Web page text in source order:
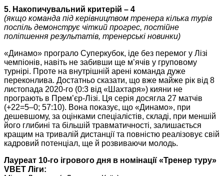
5. Накопичувальний критерій – 4
(якщо команда під керівництвом тренера кілька турів
поспіль демонструє чіткий прогрес, постійне
поліпшення результатів, тренерські новинки)
«Динамо» програло Суперкубок, іде без перемог у Лізі
чемпіонів, навіть не забивши ще м’ячів у груповому
турнірі. Проте на внутрішній арені команда дуже
переконлива. Достатньо сказати, що вже майже рік від 8
листопада 2020-го (0:3 від «Шахтаря») кияни не
програють в Прем’єр-Лізі. Ця серія досягла 27 матчів
(+22=5‒0; 57:10). Вона показує, що «Динамо», при
дешевшому, за оцінками спеціалістів, складі, при меншій
його глибині та більшій травматичності, залишається
кращим на тривалій дистанції та повністю реалізовує свій
кадровий потенціал, ще й розвиваючи молодь.
Лауреат 10-го ігрового дня в номінації «Тренер туру»
VBET Ліги: